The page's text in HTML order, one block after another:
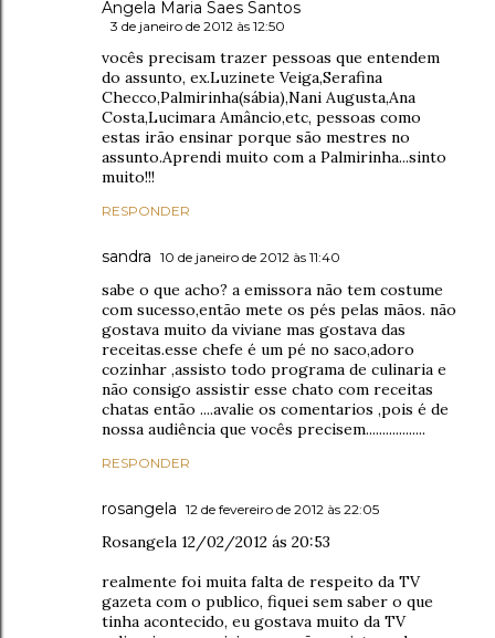
Angela Maria Saes Santos
3 de janeiro de 2012 às 12:50
vocês precisam trazer pessoas que entendem
do assunto, ex.Luzinete Veiga,Serafina
Checco,Palmirinha(sábia),Nani Augusta,Ana
Costa,Lucimara Amâncio,etc, pessoas como
estas irão ensinar porque são mestres no
assunto.Aprendi muito com a Palmirinha...sinto
muito!!!
RESPONDER
sandra 10 de janeiro de 2012 às 11:40
sabe o que acho? a emissora não tem costume
com sucesso,então mete os pés pelas mãos. não
gostava muito da viviane mas gostava das
receitas.esse chefe é um pé no saco,adoro
cozinhar ,assisto todo programa de culinaria e
não consigo assistir esse chato com receitas
chatas então ....avalie os comentarios ,pois é de
nossa audiência que vocês precisem..................
RESPONDER
rosangela 12 de fevereiro de 2012 às 22:05
Rosangela 12/02/2012 ás 20:53
realmente foi muita falta de respeito da TV
gazeta com o publico, fiquei sem saber o que
tinha acontecido, eu gostava muito da TV